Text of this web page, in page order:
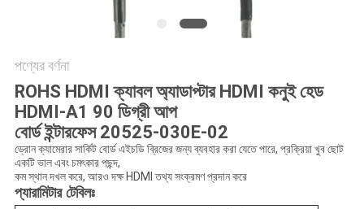
নীতি
পণ্যের বর্ণনা
ROHS HDMI ক্যাবল অ্যাডাপ্টার HDMI কনুই হেড
HDMI-A1 90 ডিগ্রী আপ
বোর্ড ইন্টারফেস 20525-030E-02
ড্রোন ক্যামেরার সার্কিট বোর্ড এইচডি ব্রিজের জন্য ব্যবহার করা যেতে পারে, প্রক্রিয়া খুব ছোট
একটি ভাল এবং চমৎকার পছন্দ,
কম স্থান দখল করে, আরও দক্ষ HDMI তথ্য সংক্রমণ প্রদান করে
প্যারামিটার টেবিলঃ